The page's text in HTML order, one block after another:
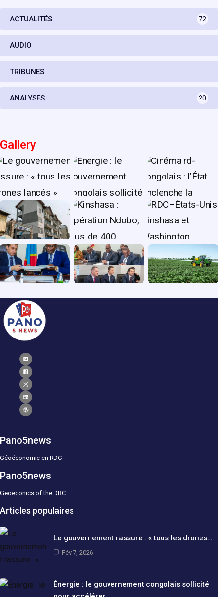
ACTUALITÉS 72
AUDIO
TRIBUNES
ANALYSES 20
Gallery
Pano5news
Géoéconomie en RDC
Pano5news
Geoeconics of the DRC
Articles populaires
Le gouvernement rassure : « tous les drones…
Fév 7, 2026
Énergie : le gouvernement congolais sollicité